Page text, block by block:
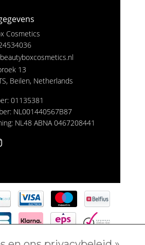
Cosmetics
13
Beilen, Netherlands
01135381
NL001440567B87
NL48 ABNA 0467208441